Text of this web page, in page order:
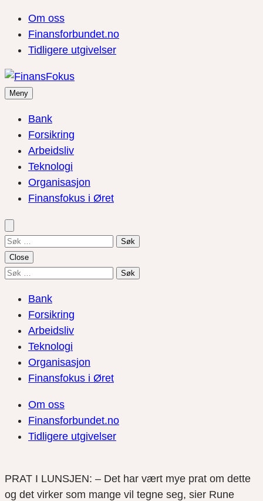
Om oss
Finansforbundet.no
Tidligere utgivelser
Meny
Bank
Forsikring
Arbeidsliv
Teknologi
Organisasjon
Finansfokus i Øret
Søk
etter:
Close
Søk
Bank
Forsikring
Arbeidsliv
Teknologi
Organisasjon
Finansfokus i Øret
Om oss
Finansforbundet.no
Tidligere utgivelser
PRAT I LUNSJEN: – Det har vært mye prat om dette
og det virker som mange vil tegne seg, sier Rune